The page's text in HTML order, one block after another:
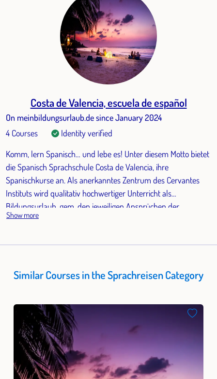
Costa de Valencia, escuela de español
On meinbildungsurlaub.de since January 2024
4 Courses
Identity verified
Komm, lern Spanisch… und lebe es! Unter diesem Motto bietet
die Spanisch Sprachschule Costa de Valencia, ihre
Spanischkurse an. Als anerkanntes Zentrum des Cervantes
Instituts wird qualitativ hochwertiger Unterricht als
Bildungsurlaub, gem. den jeweiligen Ansprüchen der
Bundesländer, garantiert.
Show more
Similar Courses in the Sprachreisen Category